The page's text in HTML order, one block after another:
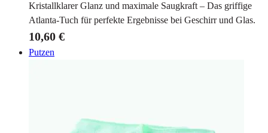
Kristallklarer Glanz und maximale Saugkraft – Das griffige
Atlanta-Tuch für perfekte Ergebnisse bei Geschirr und Glas.
10,60 €
Putzen